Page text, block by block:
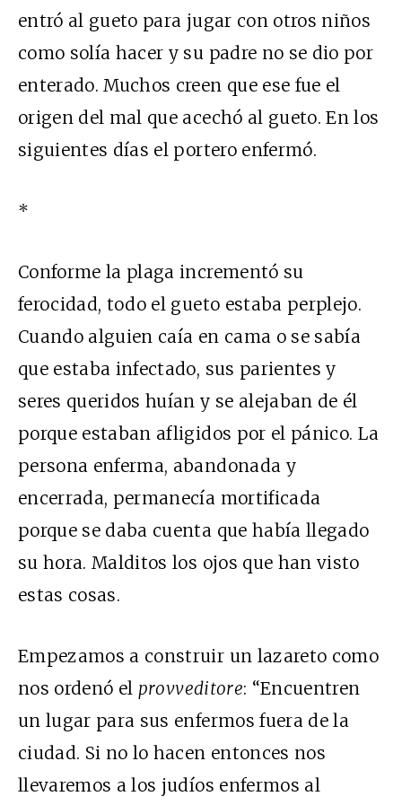
entró al gueto para jugar con otros niños
como solía hacer y su padre no se dio por
enterado. Muchos creen que ese fue el
origen del mal que acechó al gueto. En los
siguientes días el portero enfermó.
*
Conforme la plaga incrementó su
ferocidad, todo el gueto estaba perplejo.
Cuando alguien caía en cama o se sabía
que estaba infectado, sus parientes y
seres queridos huían y se alejaban de él
porque estaban afligidos por el pánico. La
persona enferma, abandonada y
encerrada, permanecía mortificada
porque se daba cuenta que había llegado
su hora. Malditos los ojos que han visto
estas cosas.
Empezamos a construir un lazareto como
nos ordenó el provveditore: “Encuentren
un lugar para sus enfermos fuera de la
ciudad. Si no lo hacen entonces nos
llevaremos a los judíos enfermos al